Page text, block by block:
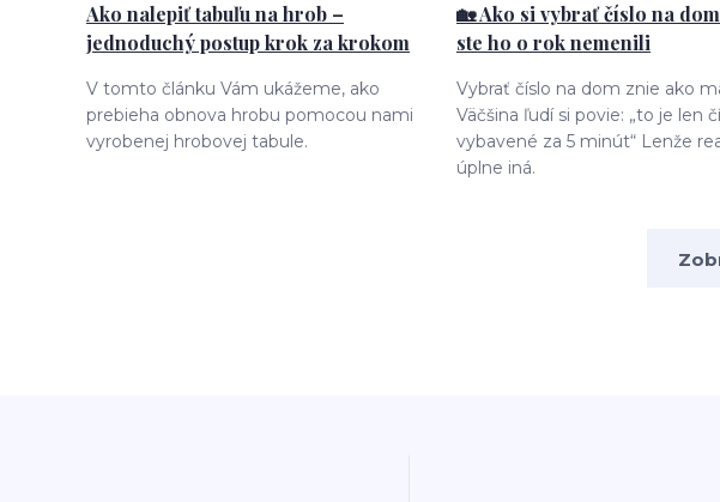
Ako nalepiť tabuľu na hrob –
jednoduchý postup krok za krokom
V tomto článku Vám ukážeme, ako
prebieha obnova hrobu pomocou nami
vyrobenej hrobovej tabule.
🏡 Ako si vybrať číslo na
ste ho o rok nemenili
Vybrať číslo na dom znie ako
Väčšina ľudí si povie: „to je len
vybavené za 5 minút“ Lenže
úplne iná.